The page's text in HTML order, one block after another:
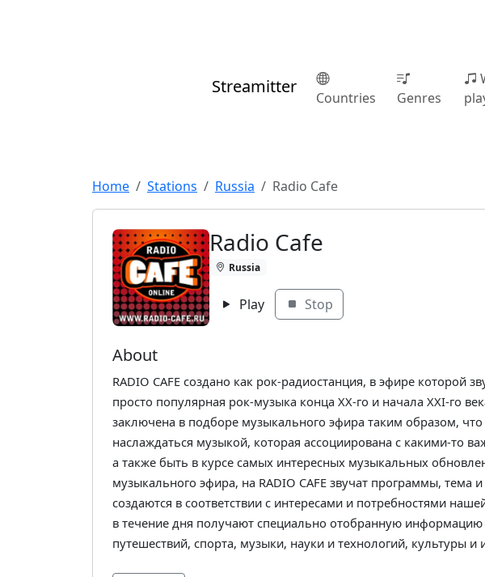
Streamitter
Countries Genres
Home Stations Russia Radio Cafe
Radio Cafe
Russia
Play Stop
About
RADIO CAFE создано как рок-радиостанция, в эфире которой
просто популярная рок-музыка конца XX-го и начала XXI-го
заключена в подборе музыкального эфира таким образом,
наслаждаться музыкой, которая ассоциирована с какими-то
а также быть в курсе самых интересных музыкальных
музыкального эфира, на RADIO CAFE звучат программы, тема
создаются в соответствии с интересами и потребностями
в течение дня получают специально отобранную информацию
путешествий, спорта, музыки, науки и технологий, культуры и